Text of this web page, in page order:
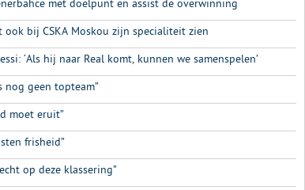
met doelpunt en assist de overwinning
ook bij CSKA Moskou zijn specialiteit zien
‘Als hij naar Real komt, kunnen we samenspelen’
nog geen topteam”
moet eruit”
frisheid”
op deze klassering”